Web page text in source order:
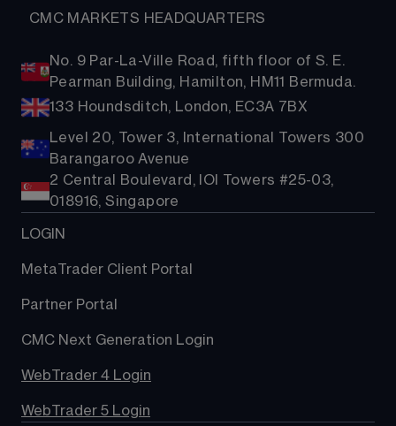
  CMC MARKETS HEADQUARTERS
No. 9 Par-La-Ville Road, fifth floor of S. E.
Pearman Building, Hamilton, HM11 Bermuda.
133 Houndsditch, London, EC3A 7BX
Level 20, Tower 3, International Towers 300
Barangaroo Avenue
2 Central Boulevard, IOI Towers #25-03,
018916, Singapore
LOGIN
MetaTrader Client Portal
Partner Portal
CMC Next Generation Login
WebTrader 4 Login
WebTrader 5 Login